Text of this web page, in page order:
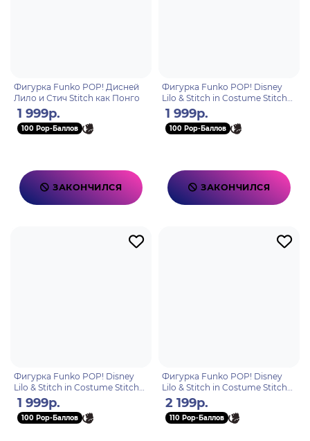
Фигурка Funko POP! Дисней
Лило и Стич Stitch как Понго
1 999р.
100 Pop-Баллов
ЗАКОНЧИЛСЯ
Фигурка Funko POP! Disney
Lilo & Stitch in Costume Stitch
as Beast (1459) 75162
1 999р.
100 Pop-Баллов
ЗАКОНЧИЛСЯ
Фигурка Funko POP! Disney
Lilo & Stitch in Costume Stitch
as Simba (1461) 75164
1 999р.
100 Pop-Баллов
Фигурка Funko POP! Disney
Lilo & Stitch in Costume Stitch
as Gus Gus (Exc) (1463) 78403
2 199р.
110 Pop-Баллов